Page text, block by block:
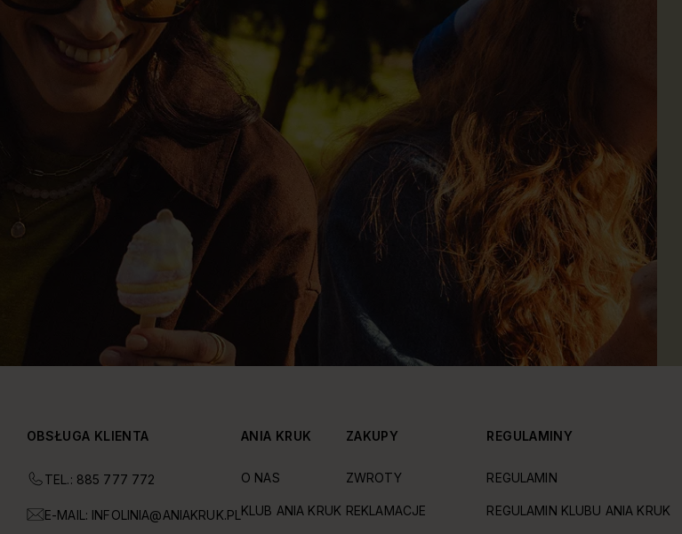
OBSŁUGA KLIENTA
TEL.: 885 777 772
E-MAIL: INFOLINIA@ANIAKRUK.PL
ANIA KRUK
O NAS
KLUB ANIA KRUK
ZAKUPY
ZWROTY
REKLAMACJE
REGULAMINY
REGULAMIN
REGULAMIN KLUBU ANIA KRUK